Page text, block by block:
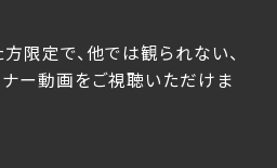
限定で、他では観られない、
ー動画をご視聴いただけま